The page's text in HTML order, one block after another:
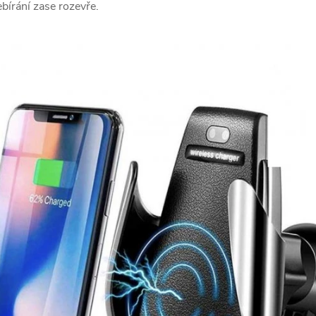
zase rozevře.